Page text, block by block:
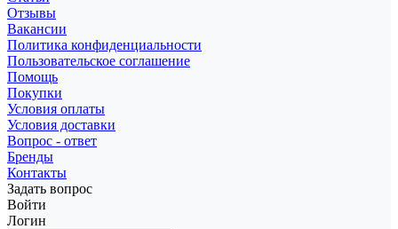
Отзывы
Вакансии
Политика конфиденциальности
Пользовательское соглашение
Помощь
Покупки
Условия оплаты
Условия доставки
Вопрос - ответ
Бренды
Контакты
Задать вопрос
Войти
Логин